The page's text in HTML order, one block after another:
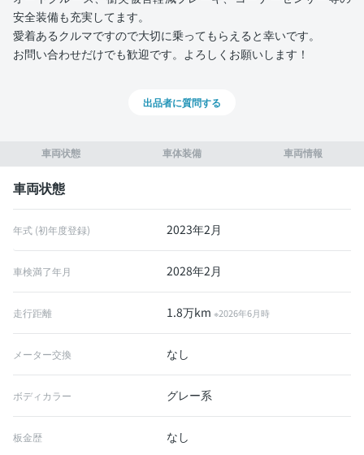
車両状態 車体装備 車両情報
車両状態
年式 (初年度登録) 2023年2月
車検満了年月 2028年2月
走行距離 1.8万km※2026年6月時
メーター交換 なし
ボディカラー グレー系
板金歴 なし
安全装備も充実してます。
愛着あるクルマですので大切に乗ってもらえると幸いです。
お問い合わせだけでも歓迎です。よろしくお願いします！
出品者に質問する